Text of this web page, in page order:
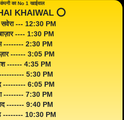
का No 1 खाईवाल
KHAIWAL ⭕️
सवेरा --- 12:30 PM
---- 1:30 PM
-------- 2:30 PM
------ 3:05 PM
------ 4:35 PM
5:30 PM
--------- 6:05 PM
-------- 7:30 PM
------- 9:40 PM
-------- 10:30 PM